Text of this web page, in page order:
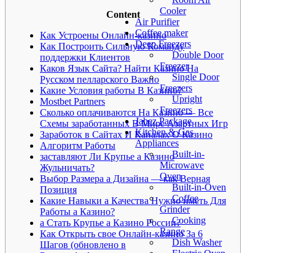
Cooler
Air Purifier
Coffee maker
Deep Freezers
Double Door
Freezer
Single Door
Freezers
Upright
Freezers
Jahez Package
Kitchen & Gas
Appliances
Built-in-
Microwave
Oven
Built-in-Oven
Coffee
Grinder
Cooking
Range
Dish Washer
Content
Как Устроены Онлайн-казино
Как Построить Сильную Команду
поддержки Клиентов
Каков Язык Сайта? Найти Казино На
Русском пелларского Важно
Какие Условия работы В Казино?
Mostbet Partners
Сколько оплачиваются На Казино — Все
Схемы заработанных В Мире Азартных Игр
Заработок в Сайтах И Каналах О Казино
Алгоритм Работы
заставляют Ли Крупье а Казино
Жульничать?
Выбор Размера а Дизайна — как Верная
Позиция
Какие Навыки а Качества Нужно иметь Для
Работы а Казино?
а Стать Крупье а Казино России?
Как Открыть свое Онлайн-казино За 6
Шагов (обновлено в